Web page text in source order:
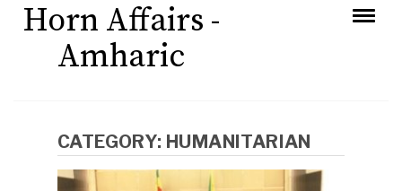
Horn Affairs -
Amharic
CATEGORY: HUMANITARIAN